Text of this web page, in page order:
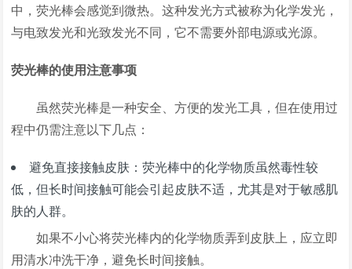
中，荧光棒会感觉到微热。这种发光方式被称为化学发光，
与电致发光和光致发光不同，它不需要外部电源或光源。
荧光棒的使用注意事项
虽然荧光棒是一种安全、方便的发光工具，但在使用过
程中仍需注意以下几点：
避免直接接触皮肤：荧光棒中的化学物质虽然毒性较
低，但长时间接触可能会引起皮肤不适，尤其是对于敏感肌
肤的人群。
如果不小心将荧光棒内的化学物质弄到皮肤上，应立即
用清水冲洗干净，避免长时间接触。